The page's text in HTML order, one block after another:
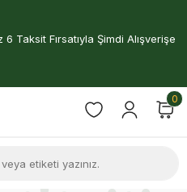
Taksit Fırsatıyla Şimdi Alışverişe
0